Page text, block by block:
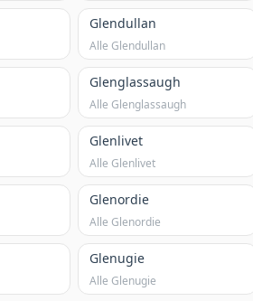
Glendullan
Alle Glendullan
Glenglassaugh
Alle Glenglassaugh
Glenlivet
Alle Glenlivet
Glenordie
Alle Glenordie
Glenugie
Alle Glenugie